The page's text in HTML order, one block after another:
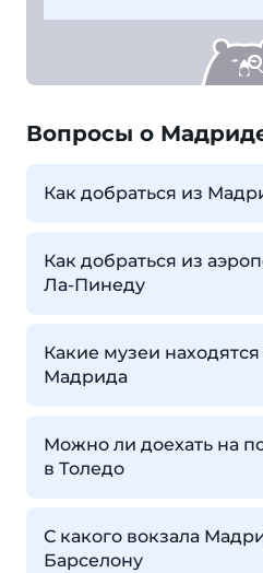
Вопросы о
Как добраться из
Как добраться из
Ла-Пинеду
Какие музеи
Мадрида
Можно ли доехать на
в Толедо
С какого вокзала
Барселону